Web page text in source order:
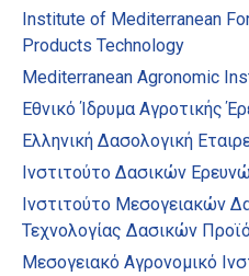
Institute of Mediterranean
Products Technology
Mediterranean Agronomic
Εθνικό Ίδρυμα Αγροτικής
Ελληνική Δασολογική
Ινστιτούτο Δασικών
Ινστιτούτο Μεσογειακών
Τεχνολογίας Δασικών
Μεσογειακό Αγρονομικό